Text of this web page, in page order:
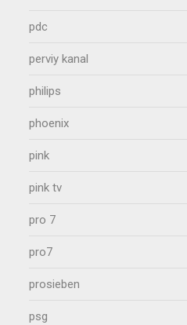
pdc
perviy kanal
philips
phoenix
pink
pink tv
pro 7
pro7
prosieben
psg